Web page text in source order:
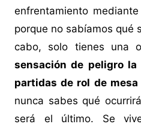
enfrentamiento
porque no sabíamos qué
cabo, solo tienes una
sensación de peligro
partidas de rol de
nunca sabes qué
será el último. Se